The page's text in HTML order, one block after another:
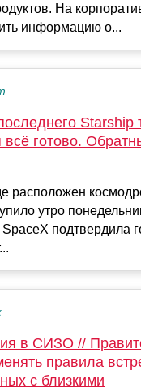
На
информацию о...
Starship
всё готово.
расположен
утро
подтвердила
в СИЗО //
правила
с близкими